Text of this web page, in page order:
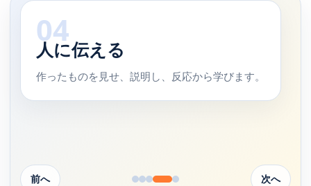
05
社会とつながる
地域活動や実践プロジェクトへ学びを広げます。
前へ 次へ